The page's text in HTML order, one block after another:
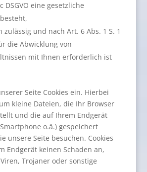
DSGVO eine gesetzliche
zulässig und nach Art. 6 Abs. 1 S. 1
die Abwicklung von
mit Ihnen erforderlich ist
Seite Cookies ein. Hierbei
kleine Dateien, die Ihr Browser
und die auf Ihrem Endgerät
o.ä.) gespeichert
unsere Seite besuchen. Cookies
Endgerät keinen Schaden an,
Trojaner oder sonstige